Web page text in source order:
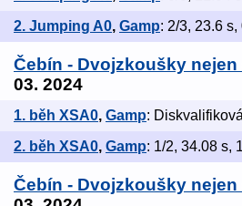
2. Jumping A0, Gamp: 2/3, 23.6 s,
Čebín - Dvojzkoušky nejen
03. 2024
1. běh XSA0, Gamp:
2. běh XSA0, Gamp: 1/2, 34.08 s,
Čebín - Dvojzkoušky